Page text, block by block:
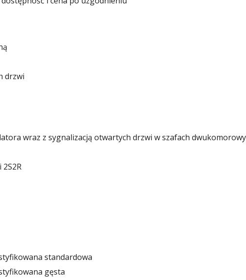
z hamulcem.
mm
drzwi
wraz z sygnalizacją otwartych drzwi w szafach
komorze szafy
standardowa
gęsta